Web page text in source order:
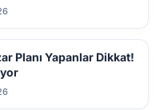
Planı Yapanlar Dikkat!